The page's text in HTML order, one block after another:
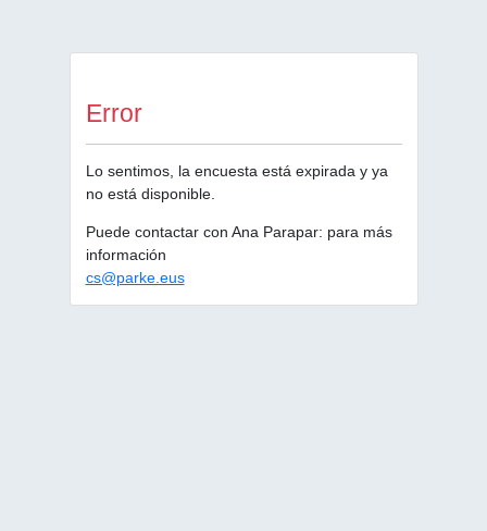
Error
Lo sentimos, la encuesta está expirada y ya
no está disponible.
Puede contactar con Ana Parapar: para más
información
cs@parke.eus